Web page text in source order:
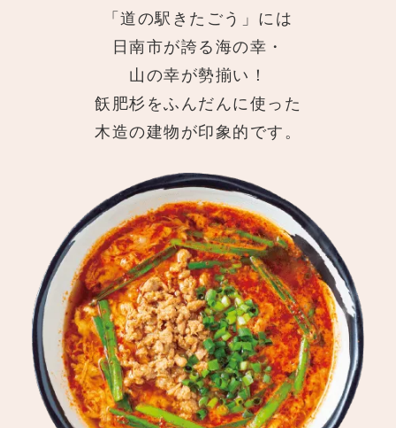
「道の駅きたごう」には
日南市が誇る海の幸・
山の幸が勢揃い！
飫肥杉をふんだんに使った
木造の建物が印象的です。